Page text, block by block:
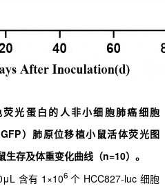
光蛋白的人非小细胞肺癌细胞
）肺原位移植小鼠活体荧光图
生存及体重变化曲线（n=10）。
含有 1×106个 HCC827-luc 细胞